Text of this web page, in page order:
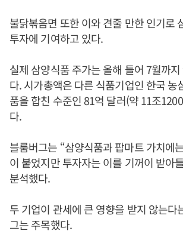
불닭볶음면 또한 이와 견줄 만한 인기로
투자에 기여하고 있다.
실제 삼양식품 주가는 올해 들어 7월까
다. 시가총액은 다른 식품기업인 한국 농
품을 합친 수준인 81억 달러(약 11조
다.
블룸버그는 “삼양식품과 팝마트 가치에
이 붙었지만 투자자는 이를 기꺼이 받아
분석했다.
두 기업이 관세에 큰 영향을 받지 않는다
그는 주목했다.